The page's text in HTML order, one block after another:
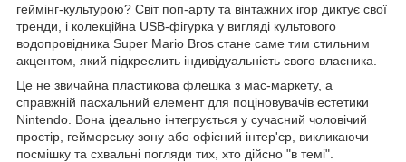
геймінг-культурою? Світ поп-арту та вінтажних ігор диктує свої
тренди, і колекційна USB-фігурка у вигляді культового
водопровідника Super Mario Bros стане саме тим стильним
акцентом, який підкреслить індивідуальність свого власника.
Це не звичайна пластикова флешка з мас-маркету, а
справжній пасхальний елемент для поціновувачів естетики
Nintendo. Вона ідеально інтегрується у сучасний чоловічий
простір, геймерську зону або офісний інтер'єр, викликаючи
посмішку та схвальні погляди тих, хто дійсно "в темі".